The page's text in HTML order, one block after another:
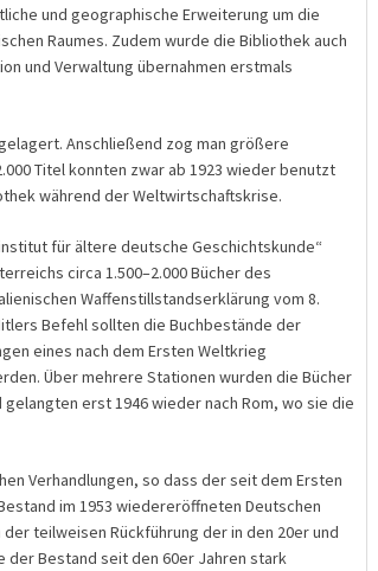
und geographische Erweiterung um die
Raumes. Zudem wurde die Bibliothek auch
und Verwaltung übernahmen erstmals
Anschließend zog man größere
Titel konnten zwar ab 1923 wieder benutzt
während der Weltwirtschaftskrise.
für ältere deutsche Geschichtskunde“
circa 1.500–2.000 Bücher des
Waffenstillstandserklärung vom 8.
Befehl sollten die Buchbestände der
eines nach dem Ersten Weltkrieg
Über mehrere Stationen wurden die Bücher
erst 1946 wieder nach Rom, wo sie die
Verhandlungen, so dass der seit dem Ersten
im 1953 wiedereröffneten Deutschen
teilweisen Rückführung der in den 20er und
der Bestand seit den 60er Jahren stark